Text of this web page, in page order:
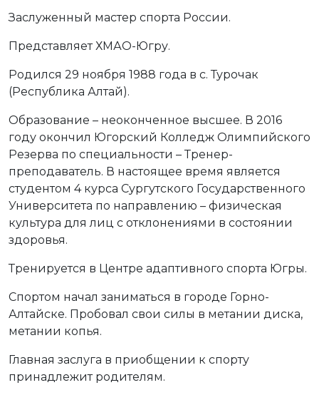
Заслуженный мастер спорта России.
Представляет ХМАО-Югру.
Родился 29 ноября 1988 года в с. Турочак
(Республика Алтай).
Образование – неоконченное высшее. В 2016
году окончил Югорский Колледж Олимпийского
Резерва по специальности – Тренер-
преподаватель. В настоящее время является
студентом 4 курса Сургутского Государственного
Университета по направлению – физическая
культура для лиц с отклонениями в состоянии
здоровья.
Тренируется в Центре адаптивного спорта Югры.
Спортом начал заниматься в городе Горно-
Алтайске. Пробовал свои силы в метании диска,
метании копья.
Главная заслуга в приобщении к спорту
принадлежит родителям.